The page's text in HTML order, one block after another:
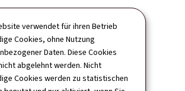
verwendet für ihren Betrieb
Cookies, ohne Nutzung
Daten. Diese Cookies
abgelehnt werden. Nicht
Cookies werden zu statistischen
"Green Business Events"
in Luxemburg
öffentlichen Infrastruktur von
Ladestationen
"Cleantech"